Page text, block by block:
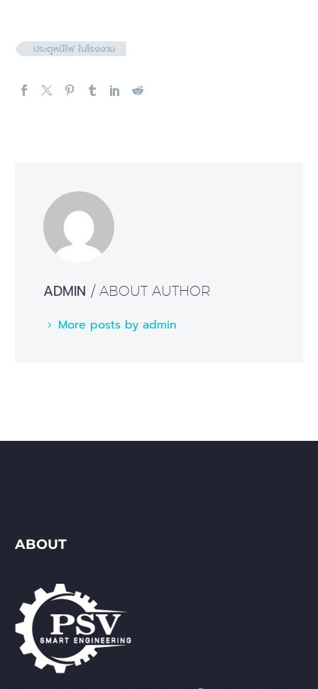
ประตูหนีไฟ ในโรงงาน
ADMIN / ABOUT AUTHOR
More posts by admin
ABOUT